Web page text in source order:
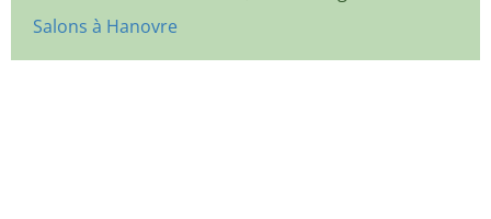
Salons à Hanovre